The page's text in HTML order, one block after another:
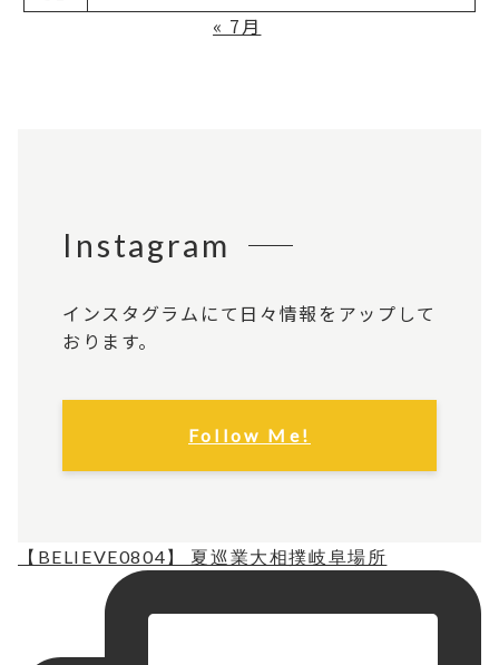
« 7月
Instagram
インスタグラムにて日々情報をアップして
おります。
Follow Me!
【BELIEVE0804】 夏巡業大相撲岐阜場所